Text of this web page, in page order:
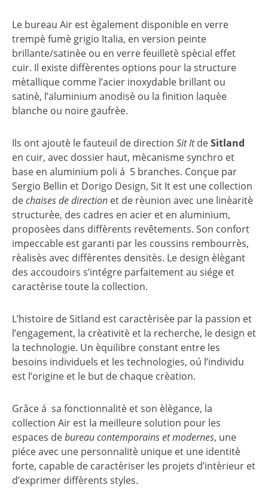
Le bureau Air est ègalement disponible en verre
trempè fumè grigio Italia, en version peinte
brillante/satinèe ou en verre feuilletè spècial effet
cuir. Il existe diffèrentes options pour la structure
mètallique comme l’acier inoxydable brillant ou
satinè, l’aluminium anodisè ou la finition laquèe
blanche ou noire gaufrèe.
Ils ont ajoutè le fauteuil de direction Sit ItdeSitland
en cuir, avec dossier haut, mècanisme synchro et
base en aluminium poli á 5 branches. Conçue par
Sergio Bellin et Dorigo Design, Sit It est une collection
dechaises de direction et de rèunion avec une linèaritè
structurèe, des cadres en acier et en aluminium,
proposèes dans diffèrents revêtements. Son confort
impeccable est garanti par les coussins rembourrès,
rèalisès avec diffèrentes densitès. Le design èlègant
des accoudoirs s’intégre parfaitement au siége et
caractèrise toute la collection.
L’histoire de Sitland est caractèrisèe par la passion et
l’engagement, la crèativitè et la recherche, le design et
la technologie. Un èquilibre constant entre les
besoins individuels et les technologies, oú l’individu
est l’origine et le but de chaque crèation.
Grâce á sa fonctionnalitè et son èlègance, la
collection Air est la meilleure solution pour les
espaces debureau contemporains et modernes, une
piéce avec une personnalitè unique et une identitè
forte, capable de caractèriser les projets d’intèrieur et
d’exprimer diffèrents styles.